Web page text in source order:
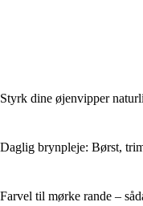
Styrk dine øjenvipper
Daglig brynpleje: Børst,
Farvel til mørke rande –